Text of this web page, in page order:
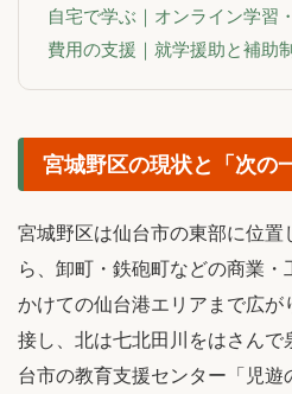
自宅で学ぶ｜オンライン学習
費用の支援｜就学援助と補助
宮城野区の現状と「次の
宮城野区は仙台市の東部に位
ら、卸町・鉄砲町などの商業
かけての仙台港エリアまで広が
接し、北は七北田川をはさん
台市の教育支援センター「児